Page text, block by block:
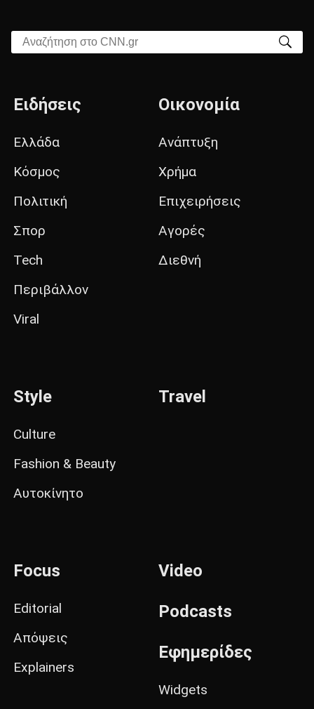
Αναζήτηση στο CNN.gr
Ειδήσεις
Ελλάδα
Κόσμος
Πολιτική
Σπορ
Tech
Περιβάλλον
Viral
Οικονομία
Ανάπτυξη
Χρήμα
Επιχειρήσεις
Αγορές
Διεθνή
Style
Culture
Fashion & Beauty
Αυτοκίνητο
Travel
Focus
Editorial
Απόψεις
Explainers
Video
Podcasts
Εφημερίδες
Widgets